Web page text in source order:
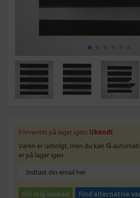
Forventet på lager igen: Ukendt
Varen er udsolgt, men du kan få
er på lager igen.
Giv mig besked Find alternative